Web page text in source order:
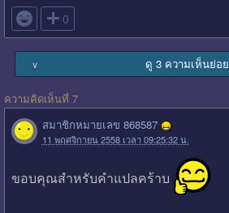
 0
∨ ดู 3 ความเห็นย่อย
ความคิดเห็นที่ 7
สมาชิกหมายเลข 868587
11 พฤศจิกายน 2558 เวลา 09:25:32 น.
ขอบคุณสำหรับคำแปลคร้าบ